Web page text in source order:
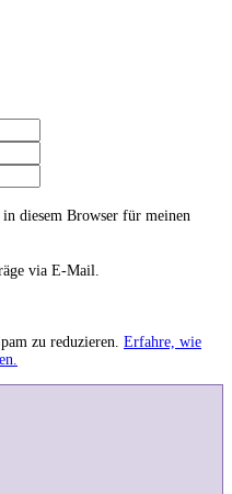
diesem Browser für meinen
via E-Mail.
zu reduzieren. Erfahre, wie